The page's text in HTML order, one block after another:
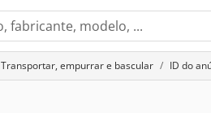
Transportar, empurrar e bascular ID do